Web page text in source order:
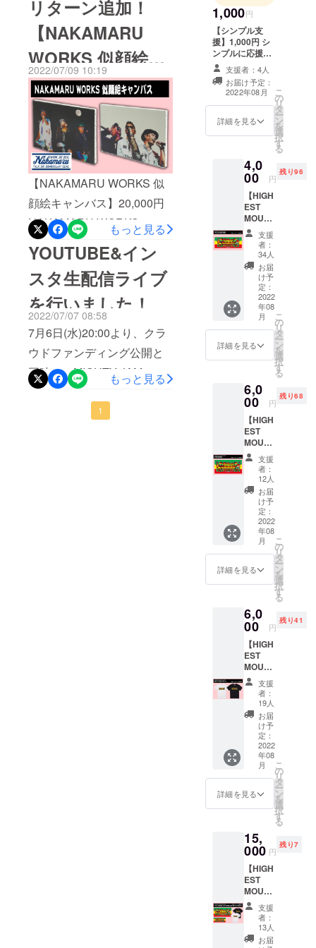
きます！開催場所、開催日
程、内容を必ず備考欄にご
記入ください。また、
KYARAと同行スタッフの合
計2名分の大阪からの往復交
通費、宿泊が必要な場合は
宿泊費は別途必要となりま
す。内容を確認させていた
だき、こちらからご連絡さ
せていただきます。※限定3
名※2022年10月以降でスケ
ジュールをご検討くださ
い。スケジュールの都合に
より、ご希望の日程にお伺
いできない場合がございま
すので、日程変更等をメー
ルでご相談させていただき
ます。
ターンとして追加しまし
た。それぞれ限定1名様とな
ります。ぜひチェックして
ください！【JUMBO
MAATCH ライブ衣装 (サイ
ン付き)】50,000円JUMBO
MAATCHが昨年2021年の
「ハイエストマウンテン」
のステージで着用した赤い
鬼のデザインが印象的な
シャツ(パンツは含まれませ
ん)を限定1名の方にリター
ンとしてお届けします。ま
た、衣装もしくは色紙に直
筆のサインを付けさせてい
ただきます。また、限定ス
テッカーとKYARA(MIGHTY
JAM ROCK)によるハイエス
トマウンテン出演者の楽曲
を使用したオリジナルMIX音
源データをメールでお届け
リターン追加！
【NAKAMARU
WORKS 似顔絵
キャンバス】
2022/07/09 10:19
【NAKAMARU WORKS 似
顔絵キャンバス】20,000円
NAKAMARU WORKSの
BOXER KIDによるオリジナ
ル似顔絵キャンバスをリ
ターンとして追加させてい
ただきました。題材となる
画像(写真)データをお送りい
ただいて製作させていただ
きます。また、限定ステッ
カーとKYARA(MIGHTY
JAM ROCK)によるハイエス
トマウンテン出演者の楽曲
もっと見る
YOUTUBE&イン
スタ生配信ライブ
を行いました！
2022/07/07 08:58
7月6日(水)20:00より、クラ
ウドファンディング公開と
同時に、MIGHTY JAM
ROCKのKYARAによる
YOUTUBE&amp;インスタグ
もっと見る
1
1,000円
【シンプル支
援】1,000円 シ
ンプルに応援し
て頂ける方はこ
ちらをお願い致
します。 スタッ
フより感謝の
メッセージをお
送りします。
支援者：4人
お届け予定：
2022年08月
詳細を見る
こ
の
リ
タ
ー
ン
を
選
択
す
る
4,0
00 円
残り96
【HIGH
EST
MOUNT
AIN
2022
フェイ
スタオ
ル】
4,000円
"ハイエ
ストマ
ウンテ
ン2022
のフェ
イスタ
テッ
カー
付)”を
リター
ンとさ
せてい
ただき
ます。
デザイ
ンはイ
ラスト
レー
ターの
ムラサ
キ氏。
また、
KYARA
による
ハイエ
ウンテ
ン出演
者の楽
曲を使
用した
オリジ
ナルMIX
音源
データ
をメー
ルでお
届けさ
せてい
ただき
・品名 :
スタオ
ル ・数
量 : 1 ・
サイズ :
34cm×
84cm
・素材 :
綿100%
・カ
ラー :
支援
者：
34人
お届
け予
定：
2022
年08
月
詳細を見る
こ
の
リ
タ
ー
ン
を
選
択
す
る
6,0
00 円
残り68
【HIGH
EST
MOUNT
AIN
2022 バ
スタオ
ル】
6,000円
"ハイエ
ストマ
ウンテ
ン2022
のバス
タオル
(限定ス
付)”を
リター
ンとさ
せてい
ただき
ます。
デザイ
ンはイ
ラスト
レー
ターの
ムラサ
キ氏。
また、
KYARA
(MIGHT
Y JAM
ストマ
ウンテ
者の楽
曲を使
用した
オリジ
ナルMIX
音源
データ
支援
者：
12人
お届
け予
定：
2022
年08
月
詳細を見る
こ
の
リ
タ
ー
ン
を
選
択
す
る
6,0
00 円
残り41
【HIGH
EST
MOUNT
AIN
2022 ロ
ゴTシャ
ツ】
6,000円
"ハイエ
ストマ
ウンテ
ン2022
のロゴT
シャツ
(ホワイ
(限定ス
テッ
カー
付)”を
セット
でリ
ターン
とさせ
ていた
だきま
支援
者：
19人
お届
け予
定：
2022
年08
月
詳細を見る
こ
の
リ
タ
ー
ン
を
選
択
す
る
15,
000 円
残り7
【HIGH
EST
MOUNT
AIN
2022
フェイ
スタオ
支援
者：
13人
お届